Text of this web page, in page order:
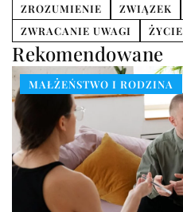
ZROZUMIENIE
ZWIĄZEK
ZWRACANIE UWAGI
ŻYCIE
Rekomendowane
MAŁŻEŃSTWO I RODZINA